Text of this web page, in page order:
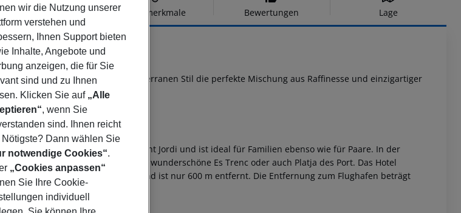
Hotelmerkmale Bewertungen Lage
& Spa
5
seinen natürlichen und mediterranen Stil die perfekte Mischung aus Raffinesse und einzigartiger
Spa befindet sich in Colonia de Sant Jordi und ist ideal für Familien ebenso wie für Paare. In der
beliebte Strände, darunter der wunderschöne Es Trenc oder auch Platja des Port. Das Hotel
und an der Promenade, der Strand ist nur 600 m entfernt. Die Entfernung zum Flughafen beträgt
wir die Nutzung unserer
verstehen und
Ihnen Support bieten
Inhalte, Angebote und
anzeigen, die für Sie
sind und zu Ihnen
Klicken Sie auf „Alle
, wenn Sie
sind. Ihnen reicht
Nötigste? Dann wählen Sie
notwendige Cookies“.
„Cookies anpassen“
Sie Ihre Cookie-
individuell